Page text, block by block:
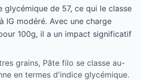
glycémique de 57, ce qui le classe
IG modéré. Avec une charge
100g, il a un impact significatif
grains, Pâte filo se classe au-
en termes d'indice glycémique.